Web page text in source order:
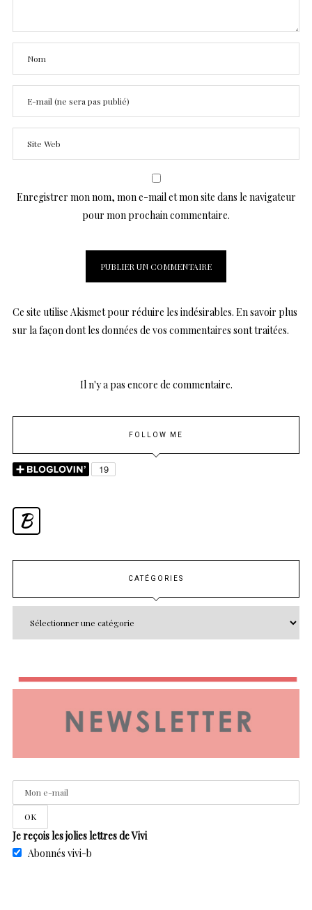
Enregistrer mon nom, mon e-mail et mon site dans le navigateur
pour mon prochain commentaire.
Ce site utilise Akismet pour réduire les indésirables. En savoir plus
sur la façon dont les données de vos commentaires sont traitées.
Il n'y a pas encore de commentaire.
FOLLOW ME
B
CATÉGORIES
Je reçois les jolies lettres de Vivi
Abonnés vivi-b